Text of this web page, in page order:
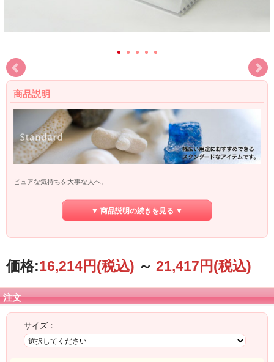
商品説明
ピュアな気持ちを大事な人へ。
【主な用途例】
冠婚葬祭・セレモニー・イベント
葬式・お通夜・告別式・仏事・香典返し・法事
▼ 商品説明の続きを見る ▼
価格:16,214円(税込) ～ 21,417円(税込)
注文
サイズ：